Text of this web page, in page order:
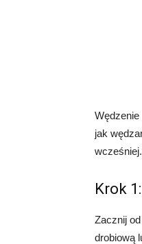
jak
Krok
Zacznij
drobiową